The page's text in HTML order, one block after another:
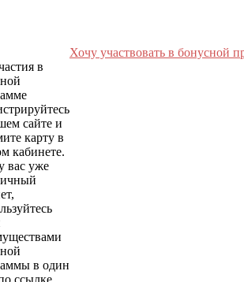
в
сайте и
карту в
кабинете.
вас уже
в один
Хочу участвовать в бонусной